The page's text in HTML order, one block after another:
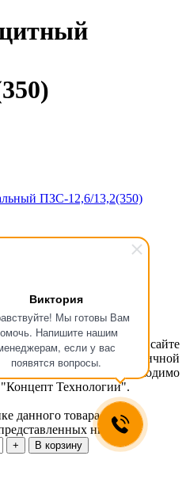
Виктория
Мы готовы Вам
Напишите нашим
если у вас
появятся вопросы.
ПЗС-12,6/13,2(350)
размещенная на данном сайте
не является публичной
оборудования необходимо
Технологии".
данного товара вам
ниже
В корзину